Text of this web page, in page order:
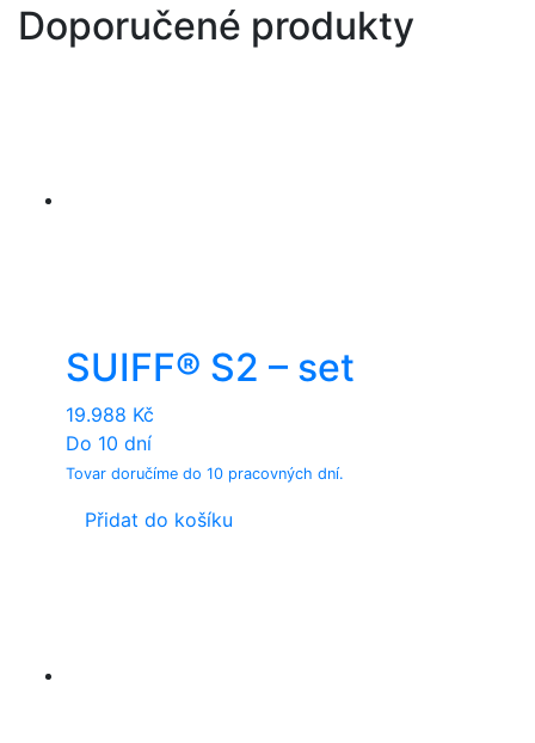
Doporučené produkty
SUIFF® S2 – set
19.988 Kč
Do 10 dní
Tovar doručíme do 10 pracovných dní.
Přidat do košíku